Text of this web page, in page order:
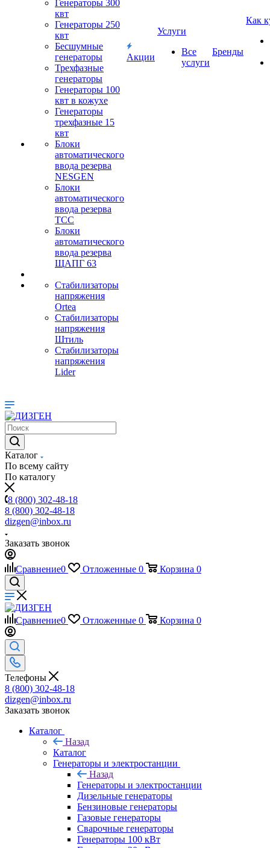
Генераторы 300
квт
Генераторы 250
квт
Бесшумные
генераторы
Трехфазные
генераторы
Генераторы 100
квт в кожухе
Генераторы
трехфазные 15
квт
Блоки
автоматического
ввода резерва
NESGEN
Блоки
автоматического
ввода резерва
ТСС
Блоки
автоматического
ввода резерва
ЩАПГ 63
Стабилизаторы
напряжения
Ortea
Стабилизаторы
напряжения
Штиль
Стабилизаторы
напряжения
Lider
Акции
Услуги
Все
услуги
Бренды
Как
Каталог
По всему сайту
По каталогу
8 (800) 302-48-18
8 (800) 302-48-18
dizgen@inbox.ru
Заказать звонок
Сравнение0 Отложенные 0 Корзина 0
Сравнение0 Отложенные 0 Корзина 0
Телефоны
8 (800) 302-48-18
dizgen@inbox.ru
Заказать звонок
Каталог
Назад
Каталог
Генераторы и электростанции
Назад
Генераторы и электростанции
Дизельные генераторы
Бензиновые генераторы
Газовые генераторы
Сварочные генераторы
Генераторы 100 кВт